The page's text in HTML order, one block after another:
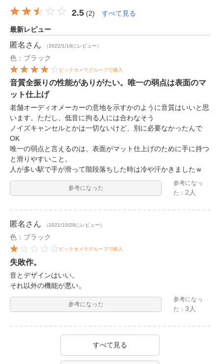
2.5 (2) すべて見る
最新レビュー
匿名 さん （2022/1/19にレビュー）
色：ブラック
ビックカメラグループで購入
音質全振りの性能がありがたい。唯一の弱点は表面のマ
ット仕上げ
老舗オーディオメーカーの意地を示すかのように音質はいいと思
います。ただし、低音に拘る人には合わなそう
ノイズキャンセルとかは一切ないけど、別に必要なかったんで
OK
唯一の弱点と言えるのは、表面がマット仕上げのために手に持つ
と滑りやすいこと。
人が多い駅で手が滑って階段落ちした時は冷や汗かきましたｗ
参考になった
参考になっ
た：2人
匿名 さん （2021/10/29にレビュー）
色：ブラック
ビックカメラグループで購入
失敗作。
音とデザインはいい。
それ以外の機能が悪い。
参考になった
参考になっ
た：3人
すべて見る